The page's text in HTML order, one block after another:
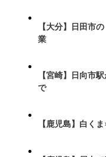
【大分】日田市
業
【宮崎】日向市
で
【鹿児島】白く